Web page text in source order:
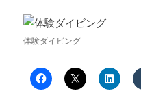
体験ダイビング